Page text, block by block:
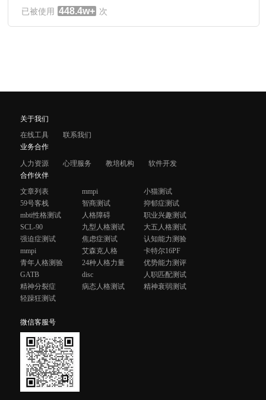
已被使用 448.4w+ 次
关于我们
在线工具
联系我们
业务合作
人力资源
心理服务 教培机构
软件开发
合作伙伴
文章列表
mmpi
小猫测试
59号客栈
智商测试
抑郁症测试
mbti性格测试
人格障碍
职业兴趣测试
SCL-90
九型人格测试
大五人格测试
强迫症测试
焦虑症测试
认知能力测验
mmpi
艾森克人格
卡特尔16PF
青年人格测验
24种人格力量
优势能力测评
GATB
disc
人职匹配测试
精神分裂症
病态人格测试
精神衰弱测试
轻躁狂测试
微信客服号